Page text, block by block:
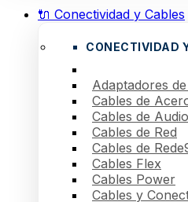
🔌 Conectividad y Cables
CONECTIVIDAD
Adaptadores
Cables de
Cables de
Cables de Red
Cables de
Cables Flex
Cables Power
Cables y